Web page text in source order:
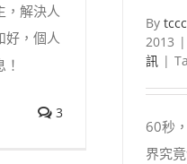
By
2013 |
訊 |
60秒
界究
，解決人
好，個人
3